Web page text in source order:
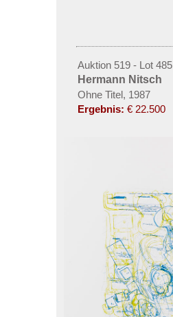
Auktion 519 - Lot 485
Hermann Nitsch
Ohne Titel, 1987
Ergebnis: € 22.500